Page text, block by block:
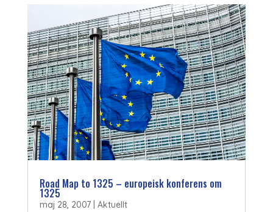
Road Map to 1325 – europeisk konferens om
1325
maj 28, 2007| Aktuellt